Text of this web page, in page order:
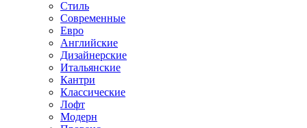
Стиль
Современные
Евро
Английские
Дизайнерские
Итальянские
Кантри
Классические
Лофт
Модерн